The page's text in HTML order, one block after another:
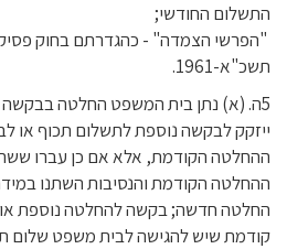
התשלום החודשי;
"הפרשי הצמדה" - כהגדרתם בחוק
תשכ"א-1961.
5ה. (א) נתן בית המשפט החלטה
ייזקק לבקשה נוספת לתשלום תכוף או
ההחלטה הקודמת, אלא אם כן עברו
ההחלטה הקודמת והנסיבות השתנו
החלטה חדשה; בקשה להחלטה נוספת
קודמת שיש להגישה לבית משפט שלום